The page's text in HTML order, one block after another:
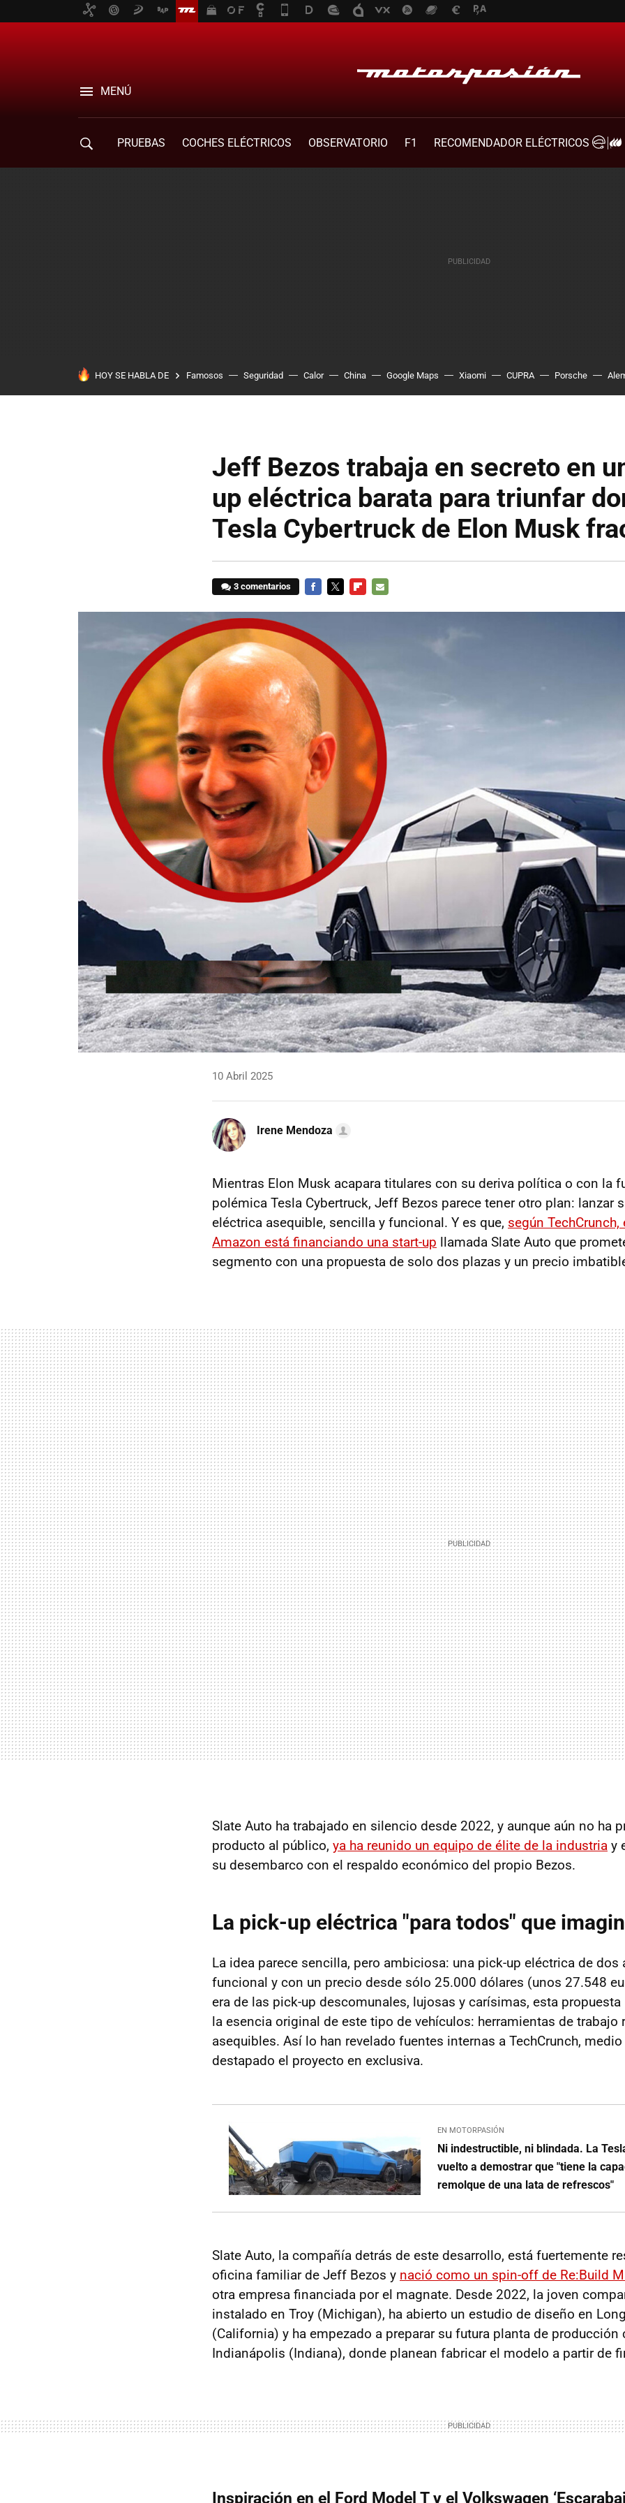
MENÚ
PRUEBAS COCHES ELÉCTRICOS OBSERVATORIO F1
RECOMENDADOR ELÉCTRICOS
HOY SE HABLA DE Famosos Seguridad Calor China Google Maps Xiaomi CUPRA Porsche
Jeff Bezos trabaja en secreto en
up eléctrica barata para triunfar
Tesla Cybertruck de Elon Musk
3 comentarios
10 Abril 2025
Irene Mendoza
Mientras Elon Musk acapara titulares con su deriva política o con la
polémica Tesla Cybertruck, Jeff Bezos parece tener otro plan: lanzar
eléctrica asequible, sencilla y funcional. Y es que, según
Amazon está financiando una start-up llamada Slate Auto que
segmento con una propuesta de solo dos plazas y un precio
Slate Auto ha trabajado en silencio desde 2022, y aunque aún no ha
producto al público, ya ha reunido un equipo de élite de la industria y
su desembarco con el respaldo económico del propio Bezos.
La pick-up eléctrica "para todos" que
La idea parece sencilla, pero ambiciosa: una pick-up eléctrica de dos
funcional y con un precio desde sólo 25.000 dólares (unos 27.548
era de las pick-up descomunales, lujosas y carísimas, esta propuesta
la esencia original de este tipo de vehículos: herramientas de trabajo
asequibles. Así lo han revelado fuentes internas a TechCrunch, medio
destapado el proyecto en exclusiva.
EN MOTORPASIÓN
Ni indestructible, ni blindada. La
vuelto a demostrar que "tiene la
remolque de una lata de refrescos"
Slate Auto, la compañía detrás de este desarrollo, está fuertemente
oficina familiar de Jeff Bezos y nació como un spin-off de Re:Build
otra empresa financiada por el magnate. Desde 2022, la joven
instalado en Troy (Michigan), ha abierto un estudio de diseño en
(California) y ha empezado a preparar su futura planta de producción
Indianápolis (Indiana), donde planean fabricar el modelo a partir de
Inspiración en el Ford Model T y el Volkswagen